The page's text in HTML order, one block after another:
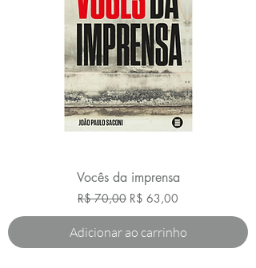
Vocês da imprensa
Preço normal
R$ 70,00 Preço promocional
R$ 63,00
Adicionar ao carrinho